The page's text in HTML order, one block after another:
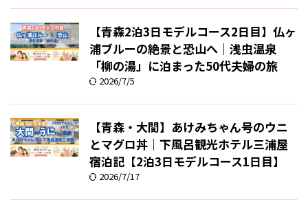
【青森2泊3日モデルコース2日目】仏ヶ
浦ブルーの絶景と恐山へ｜浅虫温泉
「柳の湯」に泊まった50代夫婦の旅
2026/7/5
【青森・大間】あけみちゃん号のウニ
とマグロ丼｜下風呂観光ホテル三浦屋
宿泊記【2泊3日モデルコース1日目】
2026/7/17